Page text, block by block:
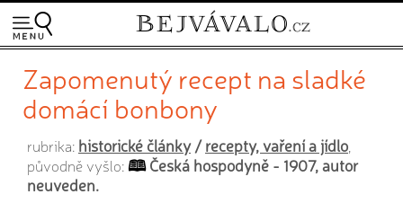
Zapomenutý recept na sladké
domácí bonbony
rubrika: historické články/recepty, vaření a jídlo
původně vyšlo:
Česká hospodyně - 1907, autor
neuveden.